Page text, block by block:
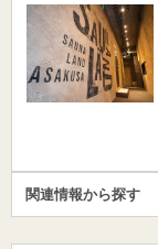
関連情報から探す